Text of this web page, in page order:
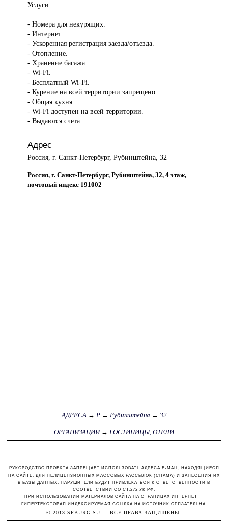
Услуги:
- Номера для некурящих.
- Интернет.
- Ускоренная регистрация заезда/отъезда.
- Отопление.
- Хранение багажа.
- Wi-Fi.
- Бесплатный Wi-Fi.
- Курение на всей территории запрещено.
- Общая кухня.
- Wi-Fi доступен на всей территории.
- Выдаются счета.
Адрес
Россия, г. Санкт-Петербург, Рубинштейна, 32
Россия, г. Санкт-Петербург, Рубинштейна, 32, 4 этаж,
почтовый индекс 191002
АДРЕСА→ Р→ Рубинштейна → 32
ОРГАНИЗАЦИИ→ ГОСТИНИЦЫ, ОТЕЛИ
РУКОВОДСТВО ПРОЕКТА ЗАПРЕЩАЕТ ИСПОЛЬЗОВАТЬ АДРЕСА E-MAIL, НАХОДЯЩИЕСЯ
НА САЙТЕ, ДЛЯ НЕЛИЦЕНЗИОННЫХ МАССОВЫХ РАССЫЛОК (СПАМА) И ЗАНЕСЕНИЯ ИХ
В БАЗЫ ДАННЫХ. НАРУШИТЕЛИ БУДУТ ПРИВЛЕКАТЬСЯ К ОТВЕТСТВЕННОСТИ В
СООТВЕТСТВИИ СО СТ.272 УК РФ.
ПРИ ИСПОЛЬЗОВАНИИ МАТЕРИАЛОВ САЙТА НА СТРАНИЦАХ ИНТЕРНЕТ —
ГИПЕРТЕКСТОВАЯ ИНДЕКСИРУЕМАЯ ССЫЛКА НА ИСТОЧНИК ОБЯЗАТЕЛЬНА.
© 2013 SPBURG.SU — ВСЕ ПРАВА ЗАЩИЩЕНЫ.